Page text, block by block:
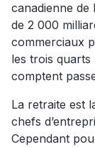
canadienne de
de 2 000
commerciaux
les trois
comptent
La retraite est
chefs
Cependant